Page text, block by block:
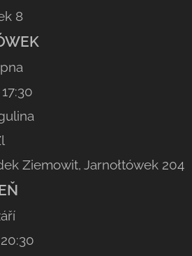
8
Ziemowit, Jarnołtówek 204